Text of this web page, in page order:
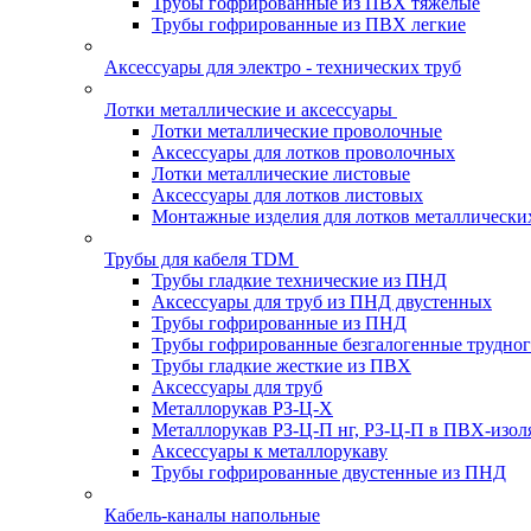
Трубы гофрированные из ПВХ легкие
Аксессуары для электро - технических труб
Лотки металлические и аксессуары
Лотки металлические проволочные
Аксессуары для лотков проволочных
Лотки металлические листовые
Аксессуары для лотков листовых
Монтажные изделия для лотков
Трубы для кабеля TDM
Трубы гладкие технические из ПНД
Аксессуары для труб из ПНД двустенных
Трубы гофрированные из ПНД
Трубы гофрированные безгалогенные
Трубы гладкие жесткие из ПВХ
Аксессуары для труб
Металлорукав РЗ-Ц-Х
Металлорукав РЗ-Ц-П нг, РЗ-Ц-П в ПВХ-
Аксессуары к металлорукаву
Трубы гофрированные двустенные из ПНД
Кабель-каналы напольные